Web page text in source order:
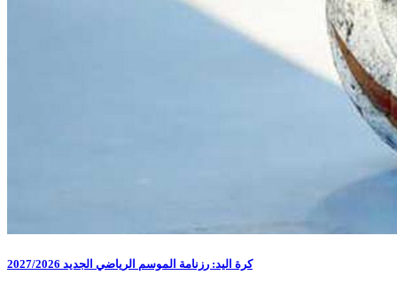
كرة اليد: رزنامة الموسم الرياضي الجديد 2027/2026